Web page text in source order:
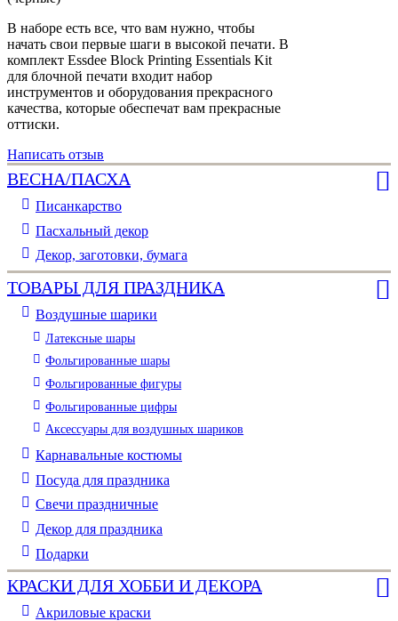
В наборе есть все, что вам нужно, чтобы
начать свои первые шаги в высокой печати. В
комплект Essdee Block Printing Essentials Kit
для блочной печати входит набор
инструментов и оборудования прекрасного
качества, которые обеспечат вам прекрасные
оттиски.
Написать отзыв
ВЕСНА/ПАСХА
Писанкарство
Пасхальный декор
Декор, заготовки, бумага
ТОВАРЫ ДЛЯ ПРАЗДНИКА
Воздушные шарики
Латексные шары
Фольгированные шары
Фольгированные фигуры
Фольгированные цифры
Аксессуары для воздушных шариков
Карнавальные костюмы
Посуда для праздника
Свечи праздничные
Декор для праздника
Подарки
КРАСКИ ДЛЯ ХОББИ И ДЕКОРА
Акриловые краски